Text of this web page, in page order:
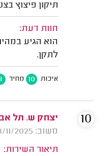
תיקון פיצוץ
חוות דעת:
הוא הגיע
לתקן.
איכות 10 מחיר
יצחק ש. תל
משוב: 18/11/2025
תיאור השירות:
10